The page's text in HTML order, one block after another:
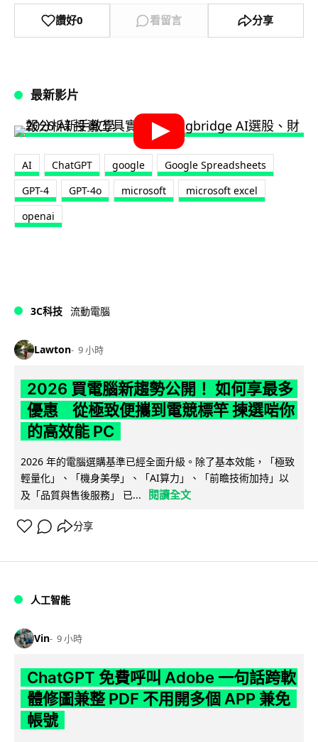
讚好0 看留言 分享
最新影片
AI ChatGPT google
Google Spreadsheets
GPT-4
GPT-4o microsoft
microsoft excel
openai
3C科技 流動電腦
Lawton 9 小時
2026 買電腦新趨勢公開！ 如何享最多
優惠 從極致便攜到電競標竿 揀選啱你
的高效能 PC
2026 年的電腦選購基準已經全面升級。除了基本效能，「極致
輕量化」、「機身美學」、「AI算力」、「前瞻技術加持」以
及「品質與售後服務」 已...
閱讀全文
分享
人工智能
Vin 9 小時
ChatGPT 免費呼叫 Adobe 一句話跨軟
體修圖兼整 PDF 不用開多個 APP 兼免
帳號